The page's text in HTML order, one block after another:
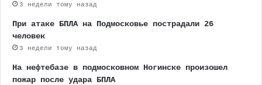
3 недели тому назад
При атаке БПЛА на Подмосковье пострадали 26
человек
3 недели тому назад
На нефтебазе в подмосковном Ногинске произошел
пожар после удара БПЛА